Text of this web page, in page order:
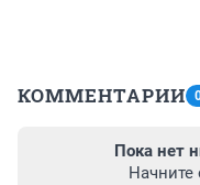
КОММЕНТАРИИ
Пока нет